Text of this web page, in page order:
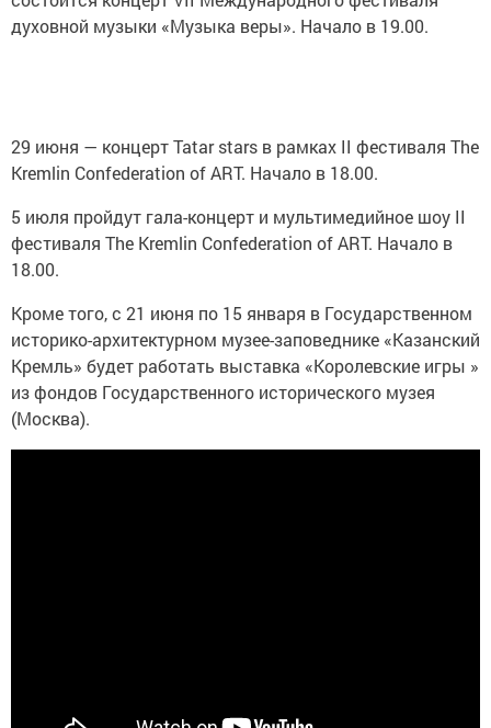
духовной музыки «Музыка веры». Начало в 19.00.
29 июня — концерт Tatar stars в рамках II фестиваля The
Kremlin Confederation of ART. Начало в 18.00.
5 июля пройдут гала-концерт и мультимедийное шоу II
фестиваля The Kremlin Confederation of ART. Начало в
18.00.
Кроме того, с 21 июня по 15 января в Государственном
историко-архитектурном музее-заповеднике «Казанский
Кремль» будет работать выставка «Королевские игры »
из фондов Государственного исторического музея
(Москва).